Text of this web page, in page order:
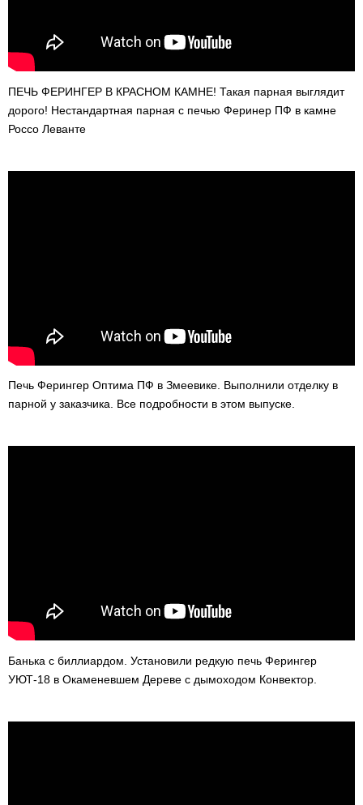
ПЕЧЬ ФЕРИНГЕР В КРАСНОМ КАМНЕ! Такая парная выглядит
дорого! Нестандартная парная с печью Феринер ПФ в камне
Россо Леванте
Печь Ферингер Оптима ПФ в Змеевике. Выполнили отделку в
парной у заказчика. Все подробности в этом выпуске.
Банька с биллиардом. Установили редкую печь Ферингер
УЮТ-18 в Окаменевшем Дереве с дымоходом Конвектор.